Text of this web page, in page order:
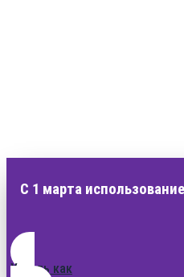
С 1 марта
Узнать как